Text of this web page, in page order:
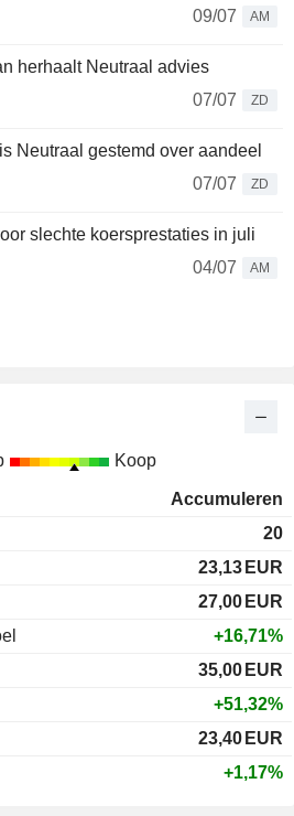
09/07
AM
herhaalt Neutraal advies
07/07
ZD
Neutraal gestemd over aandeel
07/07
ZD
slechte koersprestaties in juli
04/07
AM
Koop
Accumuleren
20
23,13 EUR
27,00 EUR
+16,71%
35,00 EUR
+51,32%
23,40 EUR
+1,17%